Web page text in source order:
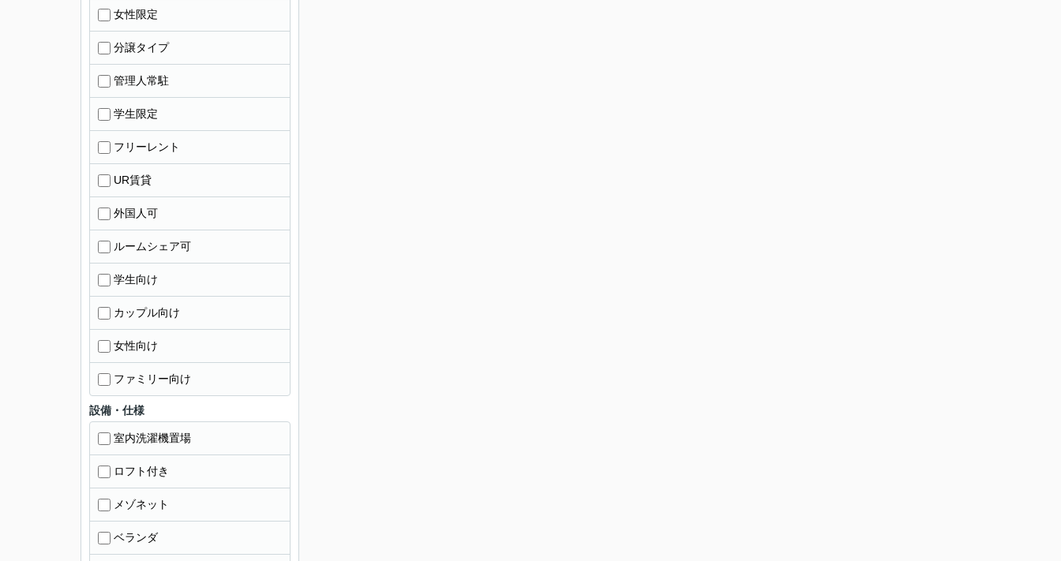
女性限定
分譲タイプ
管理人常駐
学生限定
フリーレント
UR賃貸
外国人可
ルームシェア可
学生向け
カップル向け
女性向け
ファミリー向け
設備・仕様
室内洗濯機置場
ロフト付き
メゾネット
ベランダ